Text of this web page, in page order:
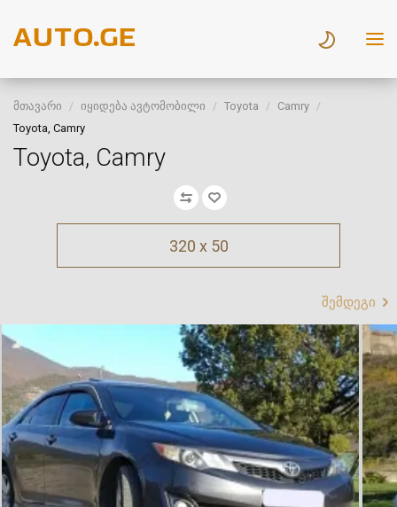
მთავარი იყიდება ავტომობილი Toyota
Camry
Toyota, Camry
Toyota, Camry
320 x 50
შემდეგი